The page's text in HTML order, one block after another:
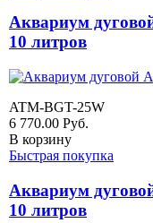
Аквариум
10 литров
ATM-BGT-25W
6 770.00 Руб.
В корзину
Быстрая покупка
Аквариум
10 литров